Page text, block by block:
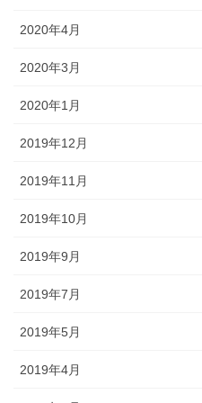
2020年4月
2020年3月
2020年1月
2019年12月
2019年11月
2019年10月
2019年9月
2019年7月
2019年5月
2019年4月